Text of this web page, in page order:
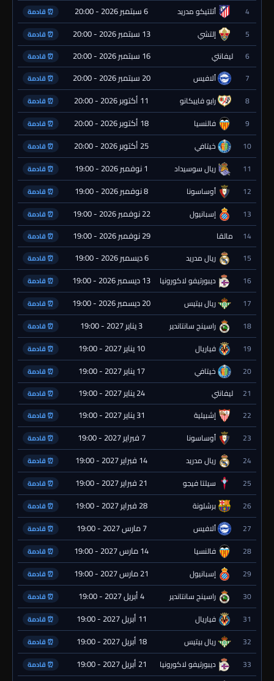
4 أتلتيكو مدريد 6 سبتمبر 2026 - 20:00 ⏰ قادمة
5 إلتشي 13 سبتمبر 2026 - 20:00 ⏰ قادمة
6 ليفانتي 16 سبتمبر 2026 - 20:00 ⏰ قادمة
7 ألافيس 20 سبتمبر 2026 - 20:00 ⏰ قادمة
8 رايو فاييكانو 11 أكتوبر 2026 - 20:00 ⏰ قادمة
9 فالنسيا 18 أكتوبر 2026 - 20:00 ⏰ قادمة
10 خيتافي 25 أكتوبر 2026 - 20:00 ⏰ قادمة
11 ريال سوسيداد 1 نوفمبر 2026 - 19:00 ⏰ قادمة
12 أوساسونا 8 نوفمبر 2026 - 19:00 ⏰ قادمة
13 إسبانيول 22 نوفمبر 2026 - 19:00 ⏰ قادمة
14 مالقا 29 نوفمبر 2026 - 19:00 ⏰ قادمة
15 ريال مدريد 6 ديسمبر 2026 - 19:00 ⏰ قادمة
16 ديبورتيفو لاكورونيا 13 ديسمبر 2026 - 19:00 ⏰ قادمة
17 ريال بيتيس 20 ديسمبر 2026 - 19:00 ⏰ قادمة
18 راسينج سانتاندير 3 يناير 2027 - 19:00 ⏰ قادمة
19 فياريال 10 يناير 2027 - 19:00 ⏰ قادمة
20 خيتافي 17 يناير 2027 - 19:00 ⏰ قادمة
21 ليفانتي 24 يناير 2027 - 19:00 ⏰ قادمة
22 إشبيلية 31 يناير 2027 - 19:00 ⏰ قادمة
23 أوساسونا 7 فبراير 2027 - 19:00 ⏰ قادمة
24 ريال مدريد 14 فبراير 2027 - 19:00 ⏰ قادمة
25 سيلتا فيجو 21 فبراير 2027 - 19:00 ⏰ قادمة
26 برشلونة 28 فبراير 2027 - 19:00 ⏰ قادمة
27 ألافيس 7 مارس 2027 - 19:00 ⏰ قادمة
28 فالنسيا 14 مارس 2027 - 19:00 ⏰ قادمة
29 إسبانيول 21 مارس 2027 - 19:00 ⏰ قادمة
30 راسينج سانتاندير 4 أبريل 2027 - 19:00 ⏰ قادمة
31 فياريال 11 أبريل 2027 - 19:00 ⏰ قادمة
32 ريال بيتيس 18 أبريل 2027 - 19:00 ⏰ قادمة
33 ديبورتيفو لاكورونيا 21 أبريل 2027 - 19:00 ⏰ قادمة